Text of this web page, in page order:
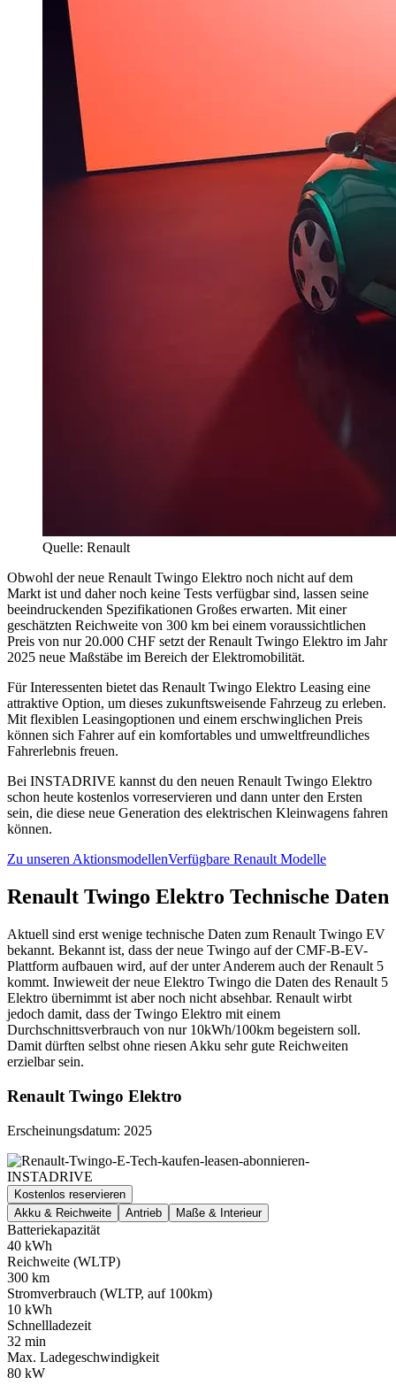
Quelle: Renault
Obwohl der neue Renault Twingo Elektro noch nicht auf dem
Markt ist und daher noch keine Tests verfügbar sind, lassen seine
beeindruckenden Spezifikationen Großes erwarten. Mit einer
geschätzten Reichweite von 300 km bei einem voraussichtlichen
Preis von nur 20.000 CHF setzt der Renault Twingo Elektro im Jahr
2025 neue Maßstäbe im Bereich der Elektromobilität.
Für Interessenten bietet das Renault Twingo Elektro Leasing eine
attraktive Option, um dieses zukunftsweisende Fahrzeug zu erleben.
Mit flexiblen Leasingoptionen und einem erschwinglichen Preis
können sich Fahrer auf ein komfortables und umweltfreundliches
Fahrerlebnis freuen.
Bei INSTADRIVE kannst du den neuen Renault Twingo Elektro
schon heute kostenlos vorreservieren und dann unter den Ersten
sein, die diese neue Generation des elektrischen Kleinwagens fahren
können.
Zu unseren AktionsmodellenVerfügbare Renault Modelle
Renault Twingo Elektro Technische Daten
Aktuell sind erst wenige technische Daten zum Renault Twingo EV
bekannt. Bekannt ist, dass der neue Twingo auf der CMF-B-EV-
Plattform aufbauen wird, auf der unter Anderem auch der Renault 5
kommt. Inwieweit der neue Elektro Twingo die Daten des Renault 5
Elektro übernimmt ist aber noch nicht absehbar. Renault wirbt
jedoch damit, dass der Twingo Elektro mit einem
Durchschnittsverbrauch von nur 10kWh/100km begeistern soll.
Damit dürften selbst ohne riesen Akku sehr gute Reichweiten
erzielbar sein.
Renault Twingo Elektro
Erscheinungsdatum: 2025
Kostenlos reservieren
Akku & Reichweite
Antrieb Maße & Interieur
Batteriekapazität
40 kWh
Reichweite (WLTP)
300 km
Stromverbrauch (WLTP, auf 100km)
10 kWh
Schnellladezeit
32 min
Max. Ladegeschwindigkeit
80 kW